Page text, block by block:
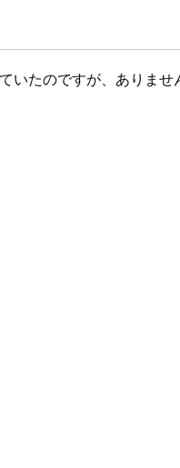
たのですが、ありませ